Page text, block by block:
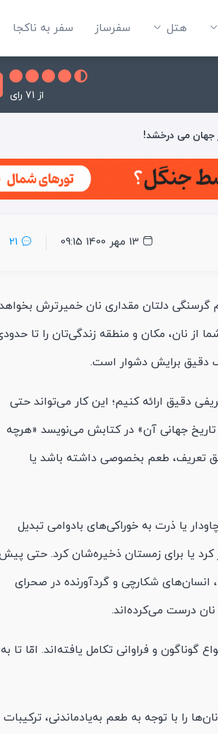
هتل‌ سفرساز سفر به ناکجا
از 71 رای
13 مهر 1400 09:15 21
دلتان مقداری نان خمیرترش
نان، مکان و منطقه زندگی‌تان را تا
دقیق برایش دشوار است.
دقیق ارائه کنیم؛ این کار می‌تواند حتی
تاریخ جهانی آن» در کتابش می‌نویسد «هرچه
تعریف، طعم بخصوصی داشته باشد یا
یا ذرت به خوراکی‌های بادوامی تبدیل
کرد یا برای زمستان ذخیره‌شان کرد. حتی
پیش از میلاد مسیح، انسان‌های شکارچی و گردآورنده در صحرای
درست می‌کرده‌اند.
و فراوانی تکامل یافته‌اند. امّا تا به
را با توجه به طعم به‌یادماندنی، ترکیبات